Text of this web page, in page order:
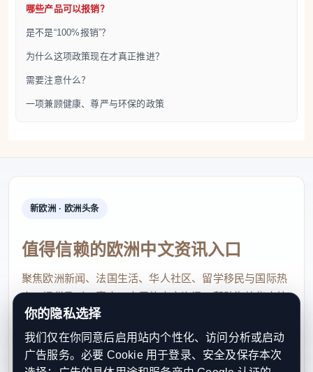
人群则通过医保和补充医保共同承担费用。
为什么这项政策现在才真正推进？
其实，这项措施并不是今年才提出。相关内容早已被
写入法国社会保障相关法律框架中，但一直因为后续
政策终于进入实际执行阶段。也就是说，过去是“法律
受益”的阶段。
其是以下几类人群：
哪些产品可以报销？
是不是“100%报销”？
为什么这项政策现在才真正推进？
需要注意什么？
一项兼顾健康、尊严与环保的政策
新欧洲 · 欧洲头条
值得信赖的欧洲中文资讯入口
聚焦欧洲新闻、法国生活、华人社区、留学移民与国际热
点，提供及时、真实、实用的中文资讯，帮助海外华人快
速了解欧洲动态。
contact@xinouzhou.com
服务支持、版权与合作：工作日优先处理站务、投稿与权
你的隐私选择
我们仅在你同意后启用站内个性化、访问分析或启动
广告服务。必要 Cookie 用于登录、安全及保存本次